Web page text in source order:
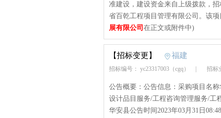
准建设，建设资金来自上级拨款，
省百乾工程项目管理有限公司。该
展有限公司 在正文或附件中)
【招标变更】 福建
招标编号： yc23317003（cgq） 招标
公告概要：公告信息：采购项目名
设计品目服务/工程咨询管理服务/工
华安县公告时间2023年03月31日